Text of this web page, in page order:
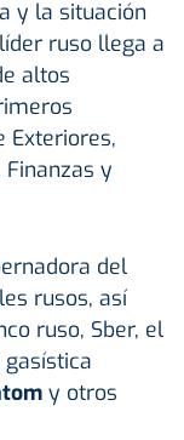
y la situación
ruso llega a
altos
Exteriores,
y
del
rusos, así
ruso, Sber, el
y otros